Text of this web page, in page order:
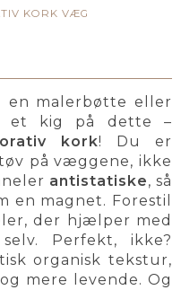
KORK VÆG
en malerbøtte eller
et kig på dette –
kork! Du er
på væggene, ikke
antistatiske, så
en magnet. Forestil
der hjælper med
Perfekt, ikke?
organisk tekstur,
mere levende. Og